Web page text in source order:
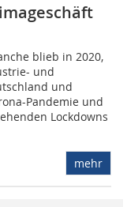
blieb in 2020,
und
und
Pandemie und
Lockdowns
mehr